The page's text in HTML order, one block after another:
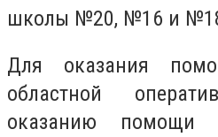
школы №20, №16 и
Для оказания
областной
оказанию помощи